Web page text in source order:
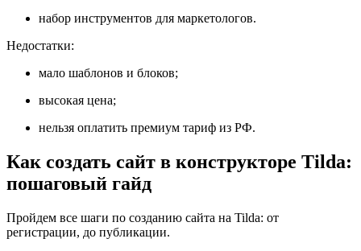
набор инструментов для маркетологов.
Недостатки:
мало шаблонов и блоков;
высокая цена;
нельзя оплатить премиум тариф из РФ.
Как создать сайт в конструкторе Tilda:
пошаговый гайд
Пройдем все шаги по созданию сайта на Tilda: от
регистрации, до публикации.